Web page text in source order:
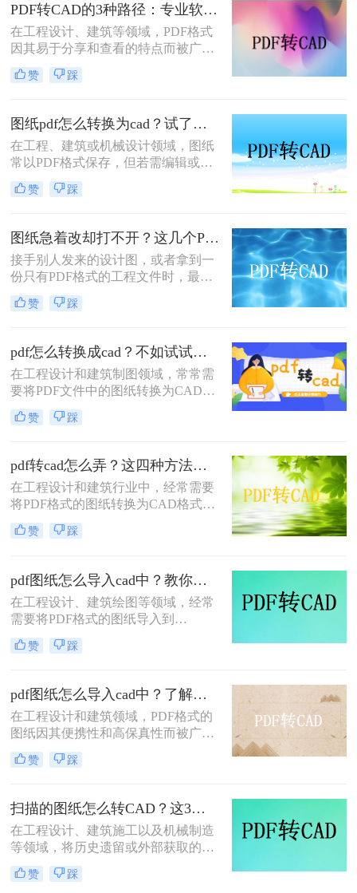
PDF转CAD的3种路径：专业软件、在线工具和专用转换器各适合谁！
在工程设计、建筑等领域，PDF格式
因其易于分享和查看的特点而被广泛
用于存储图纸和技术文档。然而，为
了对这些图纸进行编辑或修改，通常
或DXF）。那么pdf怎么转换成cad
呢？本文将详细介绍三种将PDF转换
为CAD的方法。
赞 踩
图纸pdf怎么转换为cad？试了几个办法，确实能用！
在工程、建筑或机械设计领域，图纸
常以PDF格式保存，但若需编辑或修
改，需将其转换为CAD格式（如
DWG或DXF）。那么图纸pdf怎么转
法，帮助您完成转换。
赞 踩
图纸急着改却打不开？这几个PDF转CAD的方法真管用！
接手别人发来的设计图，或者拿到一
份只有PDF格式的工程文件时，最让
人头疼的就是没法直接修改尺寸和线
条。遇到这种情况，大家通常都会四
望能快速把文件变成可编辑的DWG
或DXF格式。
赞 踩
pdf怎么转换成cad？不如试试这四个方法！
在工程设计和建筑制图领域，常常需
要将PDF文件中的图纸转换为CAD格
式以便进行编辑和修改。那么pdf怎么
转换成cad呢？本文将介绍四种常见的
独特的优缺点。
赞 踩
pdf转cad怎么弄？这四种方法都特别实用！
在工程设计和建筑行业中，经常需要
将PDF格式的图纸转换为CAD格式，
以便进行进一步的编辑和修改。那么
pdf转cad怎么弄呢？本文将介绍四种
方法，帮助您根据不同的需求选择最
合适的方式。
赞 踩
pdf图纸怎么导入cad中？教你二种实用方法！
在工程设计、建筑绘图等领域，经常
需要将PDF格式的图纸导入到
CAD（计算机辅助设计）软件中进行
编辑和修改。PDF作为一种广泛使用
到了广泛认可。然而，当需要在CAD
环境中对图纸进行精确编辑时，就需
要将PDF图纸导入CAD软件中。那么
pdf图纸怎么导入cad中呢？本文将介
绍两种将PDF图纸导入CAD中的方
法。
赞 踩
pdf图纸怎么导入cad中？了解下这4种方法吧！
在工程设计和建筑领域，PDF格式的
图纸因其便携性和高保真性而被广泛
使用。然而，为了进行更深入的编辑
和修改，设计师们往往需要将PDF图
件中。那么pdf图纸怎么导入cad中
呢？本文将详细介绍四种将PDF图纸
导入CAD的方法。
赞 踩
扫描的图纸怎么转CAD？这3个方法了解一下~
在工程设计、建筑施工以及机械制造
等领域，将历史遗留或外部获取的纸
质扫描件转化为数字化的CAD文件是
一项高频且核心的需求。很多工程师
赞 踩